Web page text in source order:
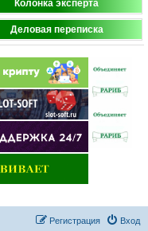
Колонка эксперта
Деловая переписка
Вход
Регистрация